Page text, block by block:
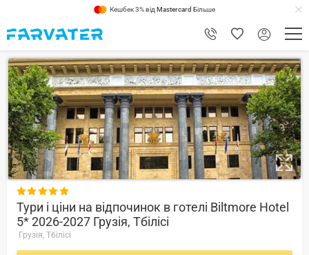
Кешбек 3% від Mastercard Більше
8.4

Тури і ціни на відпочинок в готелі Biltmore Hotel
5* 2026-2027 Грузія, Тбілісі
Грузія, Тбілісі